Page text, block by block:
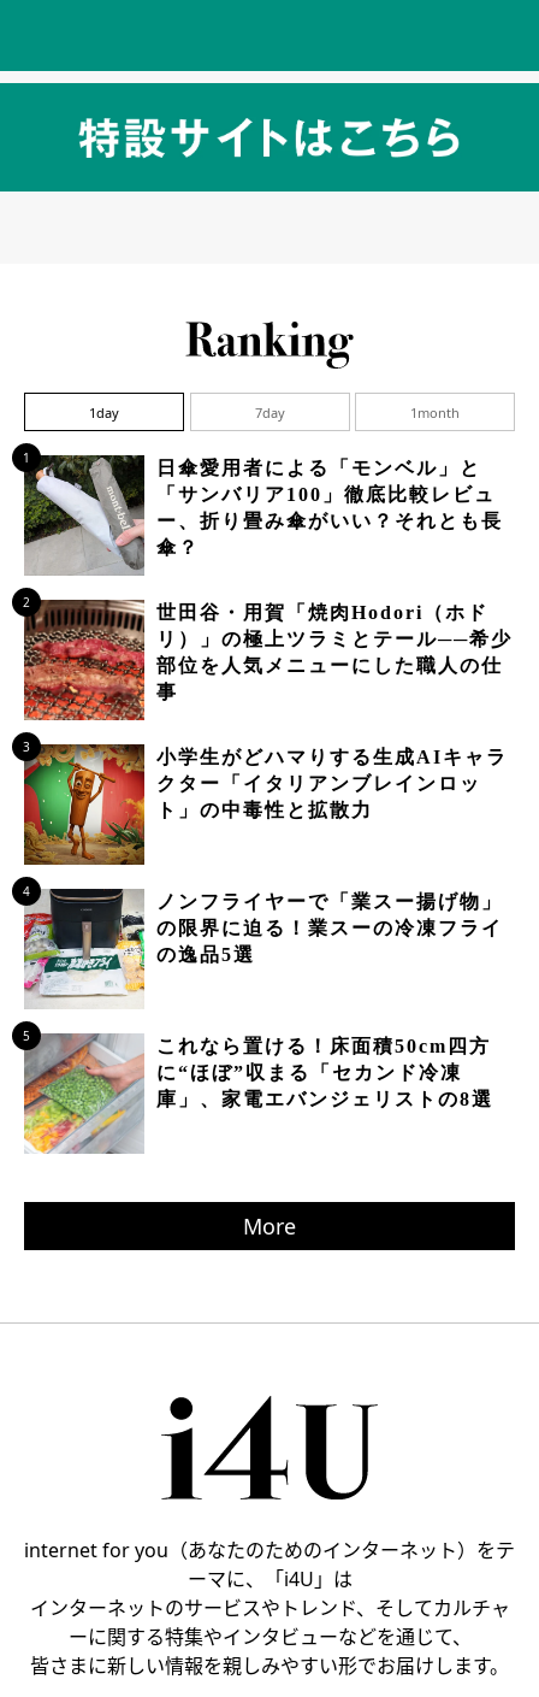
1day 7day 1month
1
日傘愛用者による「モンベル」と
「サンバリア100」徹底比較レビュ
ー、折り畳み傘がいい？それとも長
傘？
2
世田谷・用賀「焼肉Hodori（ホド
リ）」の極上ツラミとテール──希少
部位を人気メニューにした職人の仕
事
3
小学生がどハマりする生成AIキャラ
クター「イタリアンブレインロッ
ト」の中毒性と拡散力
4
ノンフライヤーで「業スー揚げ物」
の限界に迫る！業スーの冷凍フライ
の逸品5選
5
これなら置ける！床面積50cm四方
に“ほぼ”収まる「セカンド冷凍
庫」、家電エバンジェリストの8選
More
internet for you（あなたのためのインターネット）をテ
ーマに、「i4U」は
インターネットのサービスやトレンド、そしてカルチャ
ーに関する特集やインタビューなどを通じて、
皆さまに新しい情報を親しみやすい形でお届けします。